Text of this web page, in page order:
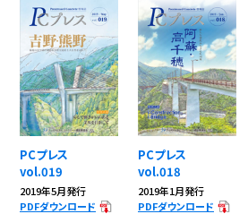
PCプレス
vol.019
2019年5月発行
PDFダウンロード
PCプレス
vol.018
2019年1月発行
PDFダウンロード